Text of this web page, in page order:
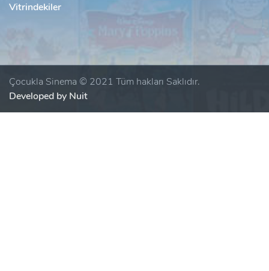
Vitrindekiler
Çocukla Sinema © 2021 Tüm hakları Saklıdır.
Developed by Nuit